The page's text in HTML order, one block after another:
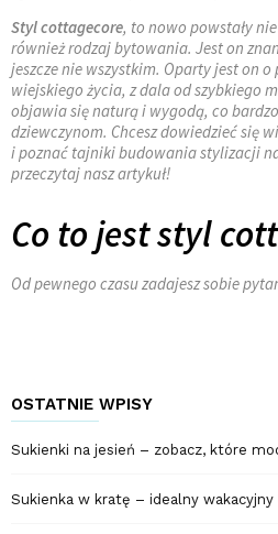
Styl cottagecore, to nowo powstały
również rodzaj bytowania. Jest on
jeszcze nie wszystkim. Oparty jest on
wiejskiego życia, z dala od szybkiego
objawia się naturą i wygodą, co
dziewczynom. Chcesz dowiedzieć się
i poznać tajniki budowania stylizacji
przeczytaj nasz artykuł!
Co to jest styl
Od pewnego czasu zadajesz sobie
OSTATNIE WPISY
Sukienki na jesień – zobacz, które
Sukienka w kratę – idealny wakacyjny